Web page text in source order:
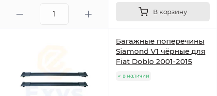
В корзину
Багажные поперечины
Siamond V1 чёрные для
Fiat Doblo 2001-2015
в наличии